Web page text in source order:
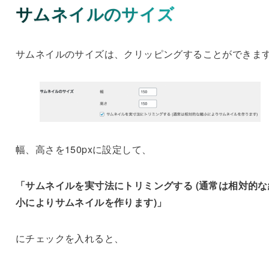
サムネイルのサイズ
サムネイルのサイズは、クリッピングすることができま
幅、高さを150pxに設定して、
「サムネイルを実寸法にトリミングする (通常は相対的
小によりサムネイルを作ります)」
にチェックを入れると、